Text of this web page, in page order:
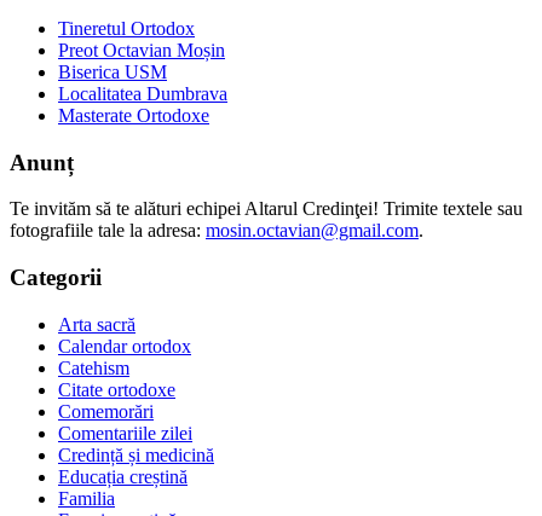
Tineretul Ortodox
Preot Octavian Moșin
Biserica USM
Localitatea Dumbrava
Masterate Ortodoxe
Anunț
Te invităm să te alături echipei Altarul Credinţei! Trimite textele sau
fotografiile tale la adresa: mosin.octavian@gmail.com.
Categorii
Arta sacră
Calendar ortodox
Catehism
Citate ortodoxe
Comemorări
Comentariile zilei
Credință și medicină
Educația creștină
Familia